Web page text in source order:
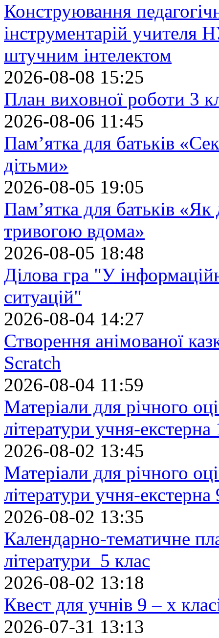
Конструювання
інструментарій учителя
штучним інтелектом
2026-08-08 15:25
План виховної роботи 3
2026-08-06 11:45
Пам’ятка для батьків
дітьми»
2026-08-05 19:05
Пам’ятка для батьків
тривогою вдома»
2026-08-05 18:48
Ділова гра "У
ситуацій"
2026-08-04 14:27
Створення анімованої
Scratch
2026-08-04 11:59
Матеріали для річного
літератури учня-екстерна
2026-08-02 13:45
Матеріали для річного
літератури учня-екстерна
2026-08-02 13:35
Календарно-тематичне
літератури 5 клас
2026-08-02 13:18
Квест для учнів 9 – х
2026-07-31 13:13